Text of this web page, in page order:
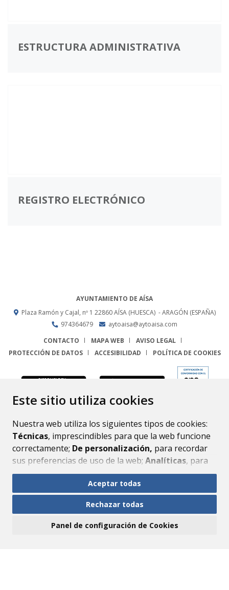
Este sitio utiliza cookies
Nuestra web utiliza los siguientes tipos de cookies:
Técnicas, imprescindibles para que la web funcione
correctamente; De personalización, para recordar
sus preferencias de uso de la web; Analíticas, para
mejorar el funcionamiento de la web y sus servicios.
Si acepta pulsando el botón“Aceptar todas”
consideramos que acepta su uso. Si pulsa el botón
ninguna acción, se guardarán las cookies técnicas
Aceptar todas
Rechazar todas
Panel de configuración de Cookies
ESTRUCTURA ADMINISTRATIVA
REGISTRO ELECTRÓNICO
AYUNTAMIENTO DE AÍSA
Plaza Ramón y Cajal, nº 1 22860 AÍSA (HUESCA) - ARAGÓN (ESPAÑA)
974364679
aytoaisa@aytoaisa.com
CONTACTO
MAPA WEB
AVISO LEGAL
PROTECCIÓN DE DATOS
ACCESIBILIDAD POLÍTICA DE COOKIES